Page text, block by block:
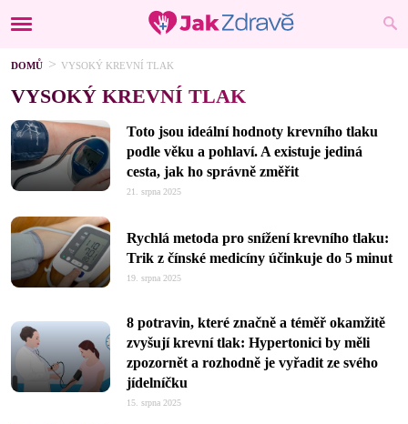
DOMŮ VYSOKÝ KREVNÍ TLAK
VYSOKÝ KREVNÍ TLAK
Toto jsou ideální hodnoty krevního tlaku
podle věku a pohlaví. A existuje jediná
cesta, jak ho správně změřit
21. srpna 2025
Rychlá metoda pro snížení krevního tlaku:
Trik z čínské medicíny účinkuje do 5 minut
19. srpna 2025
8 potravin, které značně a téměř okamžitě
zvyšují krevní tlak: Hypertonici by měli
zpozornět a rozhodně je vyřadit ze svého
jídelníčku
15. srpna 2025